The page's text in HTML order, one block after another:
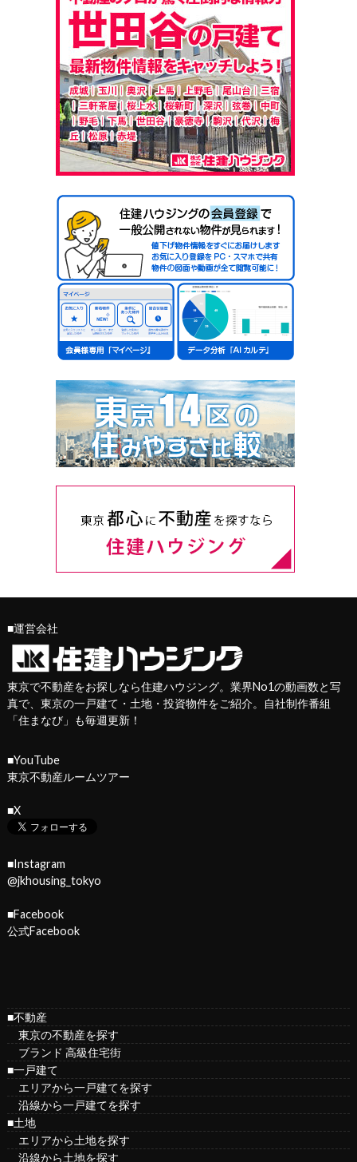
■運営会社
東京で不動産をお探しなら住建ハウジング。業界No1の動画数と写
真で、東京の一戸建て・土地・投資物件をご紹介。自社制作番組
「住まなび」も毎週更新！
■YouTube
東京不動産ルームツアー
■X
■Instagram
@jkhousing_tokyo
■Facebook
公式Facebook
■不動産
東京の不動産を探す
ブランド 高級住宅街
■一戸建て
エリアから一戸建てを探す
沿線から一戸建てを探す
■土地
エリアから土地を探す
沿線から土地を探す